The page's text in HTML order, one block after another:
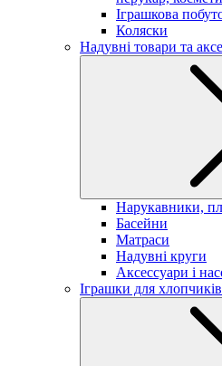
Іграшкова
Коляски
Надувні товари та
Нарукавники,
Басейни
Матраси
Надувні круги
Аксессуари і
Іграшки для хлопчиків